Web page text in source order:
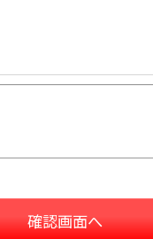
確認画面へ